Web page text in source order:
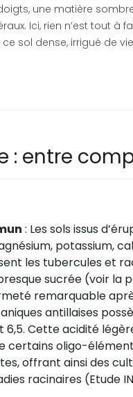
une matière
Ici, rien n’est tout à
sol dense, irrigué de
: entre
: Les sols issus
potassium,
les tubercules et
sucrée (voir la
remarquable
antillaises
6,5. Cette acidité
certains oligo-
offrant ainsi des
racinaires (Etude